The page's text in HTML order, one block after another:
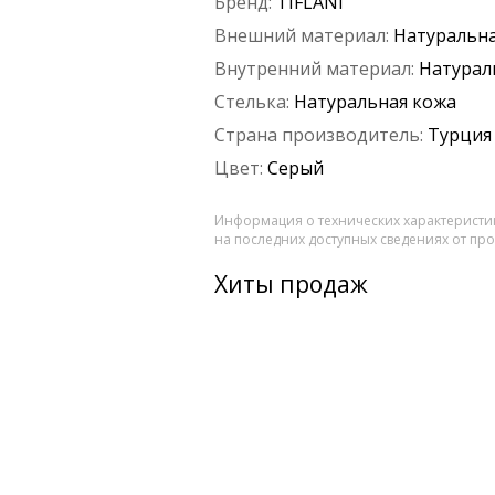
Внешний материал:
Внутренний материал:
Стелька: Натуральная кожа
Страна производитель: Турция
Цвет: Серый
Информация о технических
на последних доступных сведениях от
Хиты продаж